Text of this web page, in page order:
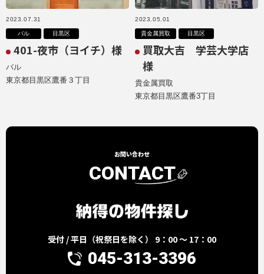
2023.07.31
バル 目黒区
401-夜市（ヨイチ）様
バル
東京都目黒区鷹番３丁目
2023.05.01
貴金属買取 目黒区
買取大吉 学芸大学店
様
貴金属買取
東京都目黒区鷹番3丁目
お問い合わせ
CONTACT
受付 / 平日（祝祭日を除く） 9：00 ～ 17：00
045-313-3396